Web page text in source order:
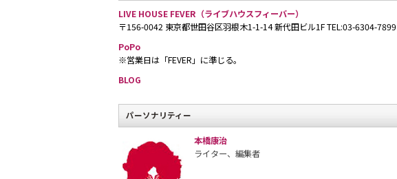
LIVE HOUSE FEVER（ライブハウスフィーバー）
〒156-0042 東京都世田谷区羽根木1-1-14 新代田ビル1F TEL:03-6304-7899
PoPo
※営業日は「FEVER」に準じる。
BLOG
パーソナリティー
本橋康治
ライター、編集者